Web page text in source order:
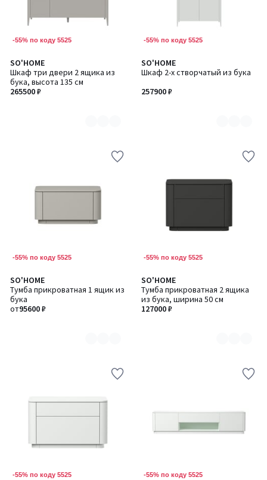
-55% по коду 5525
SO'HOME
Шкаф три двери 2 ящика из
бука, высота 135 см
265500 ₽
Количество
цветов:
6
-55% по коду 5525
SO'HOME
Шкаф 2-х створчатый из бука
257900 ₽
Количество
цветов:
6
-55% по коду 5525
SO'HOME
Тумба прикроватная 1 ящик из
бука
от95600 ₽
Количество
цветов:
6
-55% по коду 5525
SO'HOME
Тумба прикроватная 2 ящика
из бука, ширина 50 см
127000 ₽
Количество
цветов:
6
-55% по коду 5525 -55% по коду 5525